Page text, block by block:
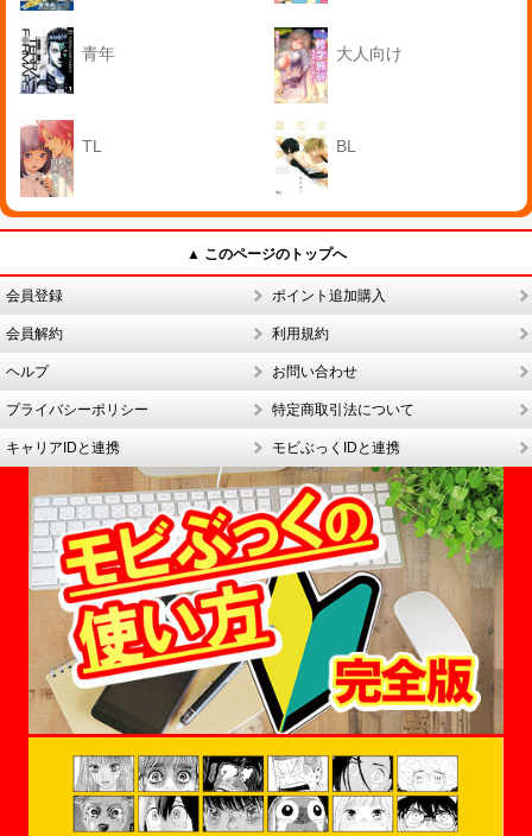
青年 大人向け
TL BL
▲ このページのトップへ
会員登録 ポイント追加購入
会員解約 利用規約
ヘルプ お問い合わせ
プライバシーポリシー 特定商取引法について
キャリアIDと連携 モビぶっくIDと連携